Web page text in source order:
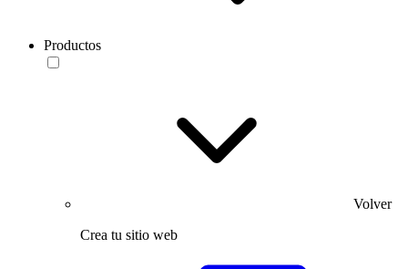
Productos
Volver
Crea tu sitio web